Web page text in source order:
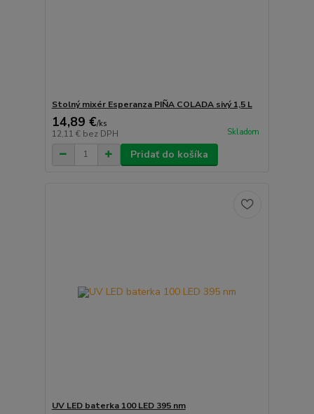
Stolný mixér Esperanza PIÑA COLADA sivý 1,5 L
14,89 €/ks
12,11 € bez DPH Skladom
Pridať do košíka
UV LED baterka 100 LED 395 nm